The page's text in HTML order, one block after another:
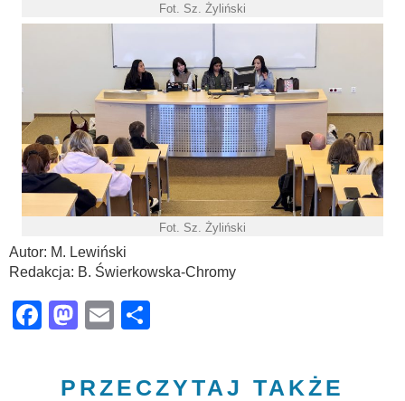
Fot. Sz. Żyliński
Fot. Sz. Żyliński
Autor: M. Lewiński
Redakcja: B. Świerkowska-Chromy
Facebook
Mastodon
Email
PRZECZYTAJ TAKŻE